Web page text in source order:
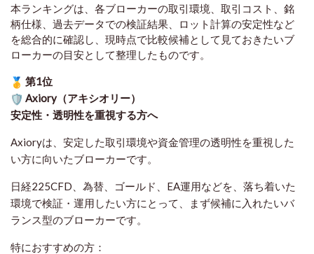
本ランキングは、各ブローカーの取引環境、取引コスト、銘
柄仕様、過去データでの検証結果、ロット計算の安定性など
を総合的に確認し、現時点で比較候補として見ておきたいブ
ローカーの目安として整理したものです。
第1位
Axiory（アキシオリー）
安定性・透明性を重視する方へ
Axioryは、安定した取引環境や資金管理の透明性を重視した
い方に向いたブローカーです。
日経225CFD、為替、ゴールド、EA運用などを、落ち着いた
環境で検証・運用したい方にとって、まず候補に入れたいバ
ランス型のブローカーです。
特におすすめの方：